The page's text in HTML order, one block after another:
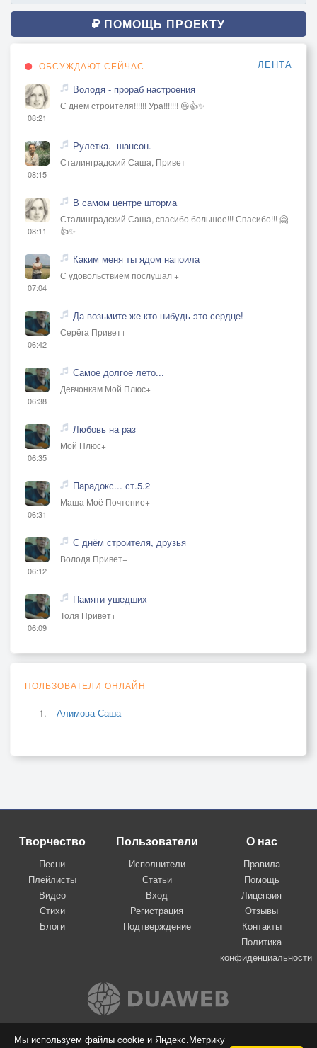
Мы используем файлы cookie и Яндекс.Метрику
ПОМОЩЬ ПРОЕКТУ
ОБСУЖДАЮТ СЕЙЧАС ЛЕНТА
08:21
Володя - прораб настроения
С днем строителя!!!!!! Ура!!!!!!! 😃👍✨
08:15
Рулетка.- шансон.
Сталинградский Саша, Привет
08:11
В самом центре шторма
Сталинградский Саша, спасибо большое!!! Спасибо!!! 🤗
👍✨
07:04
Каким меня ты ядом напоила
С удовольствием послушал +
06:42
Да возьмите же кто-нибудь это сердце!
Серёга Привет+
06:38
Самое долгое лето...
Девчонкам Мой Плюс+
06:35
Любовь на раз
Мой Плюс+
06:31
Парадокс... ст.5.2
Маша Моё Почтение+
06:12
С днём строителя, друзья
Володя Привет+
06:09
Памяти ушедших
Толя Привет+
ПОЛЬЗОВАТЕЛИ ОНЛАЙН
Алимова Саша
Творчество
Песни
Плейлисты
Видео
Стихи
Блоги
Пользователи
Исполнители
Статьи
Вход
Регистрация
Подтверждение
О нас
Правила
Помощь
Лицензия
Отзывы
Контакты
Политика
конфиденциальности
Вконтакте